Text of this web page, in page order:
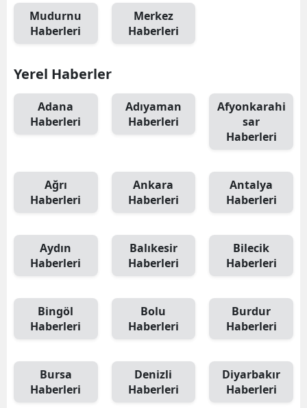
Mudurnu
Haberleri
Merkez
Haberleri
Yerel Haberler
Adana
Haberleri
Adıyaman
Haberleri
Afyonkarahi
sar
Haberleri
Ağrı
Haberleri
Ankara
Haberleri
Antalya
Haberleri
Aydın
Haberleri
Balıkesir
Haberleri
Bilecik
Haberleri
Bingöl
Haberleri
Bolu
Haberleri
Burdur
Haberleri
Bursa
Haberleri
Denizli
Haberleri
Diyarbakır
Haberleri